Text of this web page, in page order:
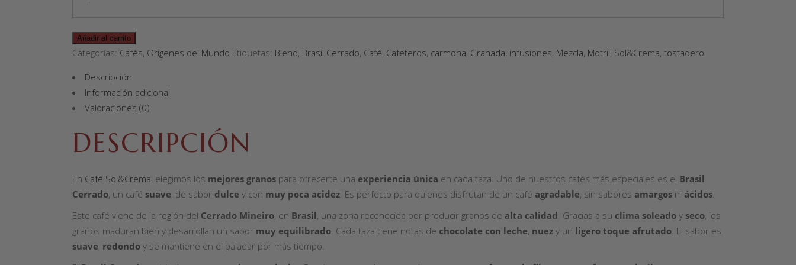
Añadir al carrito
Categorías: Cafés, Origenes del Mundo Etiquetas: Blend, Brasil Cerrado, Café, Cafeteros, carmona, Granada, infusiones, Mezcla, Motril, Sol&Crema, tostadero
Descripción
Información adicional
Valoraciones (0)
DESCRIPCIÓN
En Café Sol&Crema, elegimos los mejores granos para ofrecerte una experiencia única en cada taza. Uno de nuestros cafés más especiales es el Brasil
Cerrado, un café suave, de sabor dulce y con muy poca acidez. Es perfecto para quienes disfrutan de un café agradable, sin sabores amargos ni ácidos.
Este café viene de la región del Cerrado Mineiro, en Brasil, una zona reconocida por producir granos de alta calidad. Gracias a su clima soleado y seco, los
granos maduran bien y desarrollan un sabor muy equilibrado. Cada taza tiene notas de chocolate con leche, nuez y un ligero toque afrutado. El sabor es
suave, redondo y se mantiene en el paladar por más tiempo.